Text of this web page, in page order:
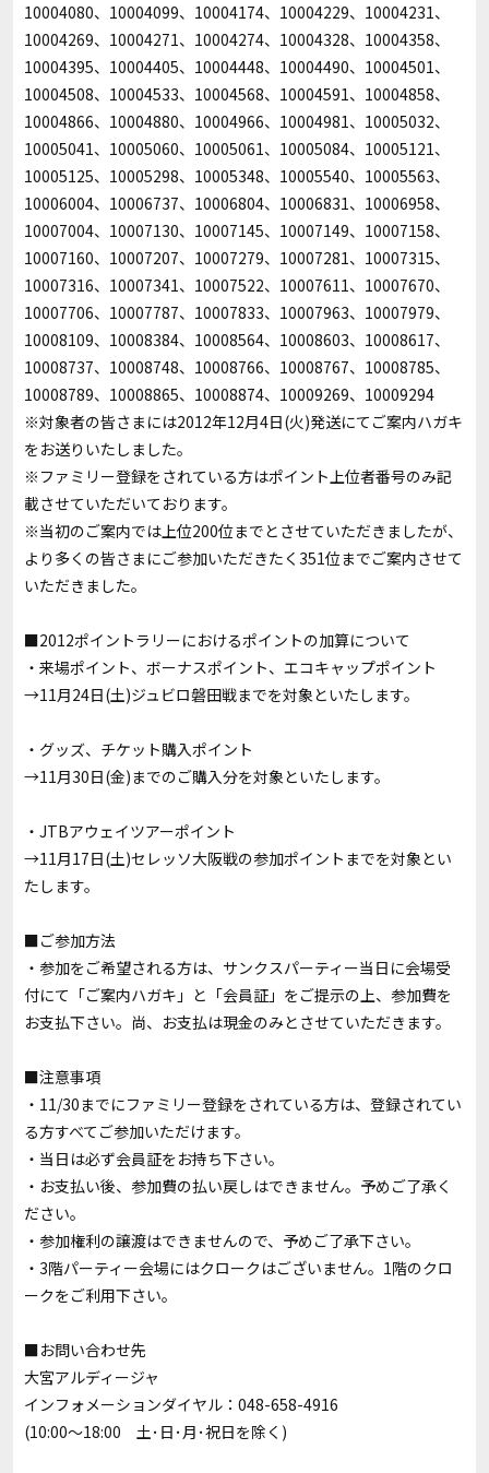
10004080、10004099、10004174、10004229、10004231、
10004269、10004271、10004274、10004328、10004358、
10004395、10004405、10004448、10004490、10004501、
10004508、10004533、10004568、10004591、10004858、
10004866、10004880、10004966、10004981、10005032、
10005041、10005060、10005061、10005084、10005121、
10005125、10005298、10005348、10005540、10005563、
10006004、10006737、10006804、10006831、10006958、
10007004、10007130、10007145、10007149、10007158、
10007160、10007207、10007279、10007281、10007315、
10007316、10007341、10007522、10007611、10007670、
10007706、10007787、10007833、10007963、10007979、
10008109、10008384、10008564、10008603、10008617、
10008737、10008748、10008766、10008767、10008785、
10008789、10008865、10008874、10009269、10009294
※対象者の皆さまには2012年12月4日(火)発送にてご案内ハガキ
をお送りいたしました。
※ファミリー登録をされている方はポイント上位者番号のみ記
載させていただいております。
※当初のご案内では上位200位までとさせていただきましたが、
より多くの皆さまにご参加いただきたく351位までご案内させて
いただきました。
■2012ポイントラリーにおけるポイントの加算について
・来場ポイント、ボーナスポイント、エコキャップポイント
→11月24日(土)ジュビロ磐田戦までを対象といたします。
・グッズ、チケット購入ポイント
→11月30日(金)までのご購入分を対象といたします。
・JTBアウェイツアーポイント
→11月17日(土)セレッソ大阪戦の参加ポイントまでを対象とい
たします。
■ご参加方法
・参加をご希望される方は、サンクスパーティー当日に会場受
付にて「ご案内ハガキ」と「会員証」をご提示の上、参加費を
お支払下さい。尚、お支払は現金のみとさせていただきます。
■注意事項
・11/30までにファミリー登録をされている方は、登録されてい
る方すべてご参加いただけます。
・当日は必ず会員証をお持ち下さい。
・お支払い後、参加費の払い戻しはできません。予めご了承く
ださい。
・参加権利の譲渡はできませんので、予めご了承下さい。
・3階パーティー会場にはクロークはございません。1階のクロ
ークをご利用下さい。
■お問い合わせ先
大宮アルディージャ
インフォメーションダイヤル：048-658-4916
(10:00～18:00 土･日･月･祝日を除く)